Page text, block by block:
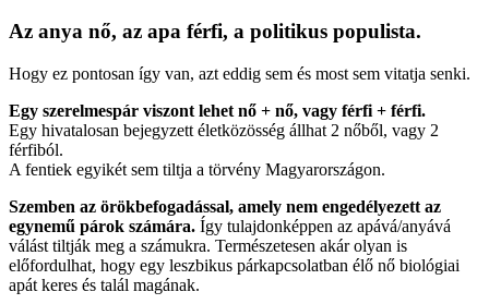
Az anya nő, az apa férfi, a politikus populista.
Hogy ez pontosan így van, azt eddig sem és most sem vitatja senki.
Egy szerelmespár viszont lehet nő + nő, vagy férfi + férfi.
Egy hivatalosan bejegyzett életközösség állhat 2 nőből, vagy 2
férfiból.
A fentiek egyikét sem tiltja a törvény Magyarországon.
Szemben az örökbefogadással, amely nem engedélyezett az
egynemű párok számára. Így tulajdonképpen az apává/anyává
válást tiltják meg a számukra. Természetesen akár olyan is
előfordulhat, hogy egy leszbikus párkapcsolatban élő nő biológiai
apát keres és talál magának.